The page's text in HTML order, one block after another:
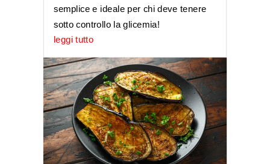
semplice e ideale per chi deve tenere
sotto controllo la glicemia!
leggi tutto